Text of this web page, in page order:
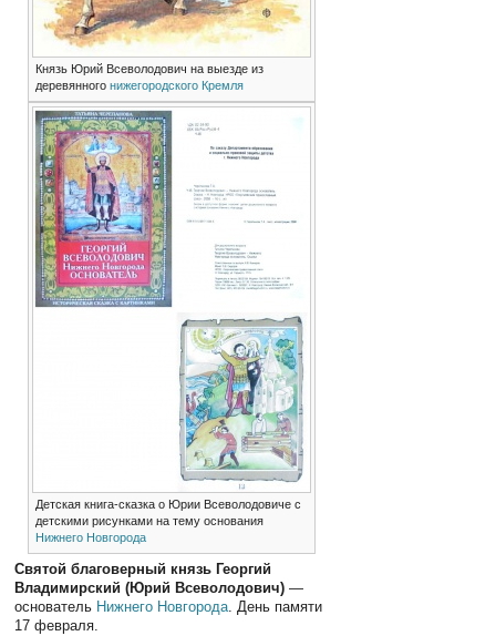
Князь Юрий Всеволодович на выезде из
деревянного нижегородского Кремля
Детская книга-сказка о Юрии Всеволодовиче с
детскими рисунками на тему основания
Нижнего Новгорода
Святой благоверный князь Георгий
Владимирский (Юрий Всеволодович) —
основатель Нижнего Новгорода. День памяти
17 февраля.